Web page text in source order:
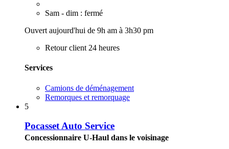
Sam - dim : fermé
Ouvert aujourd'hui de 9h am à 3h30 pm
Retour client 24 heures
Services
Camions de déménagement
Remorques et remorquage
5
Pocasset Auto Service
Concessionnaire U-Haul dans le voisinage